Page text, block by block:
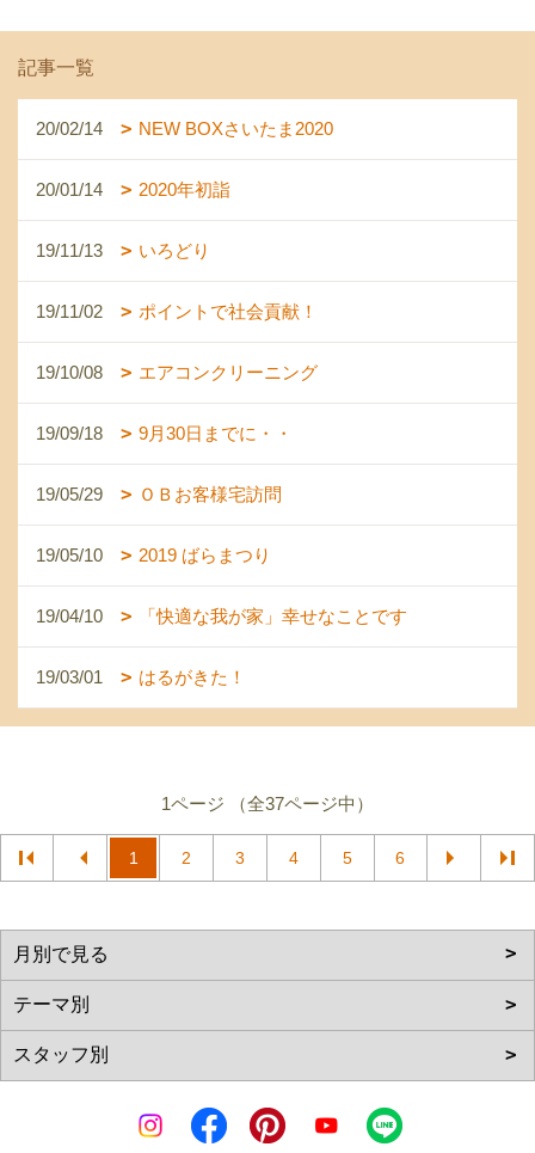
記事一覧
20/02/14 NEW BOXさいたま2020
20/01/14 2020年初詣
19/11/13 いろどり
19/11/02 ポイントで社会貢献！
19/10/08 エアコンクリーニング
19/09/18 9月30日までに・・
19/05/29 ＯＢお客様宅訪問
19/05/10 2019 ばらまつり
19/04/10 「快適な我が家」幸せなことです
19/03/01 はるがきた！
1ページ （全37ページ中）
1 2 3 4 5 6